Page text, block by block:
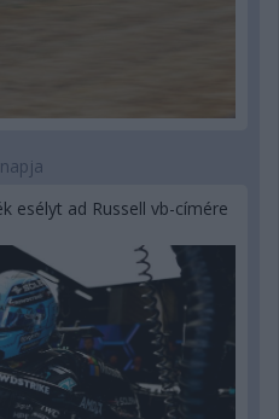
esélyt ad Russell vb-címére